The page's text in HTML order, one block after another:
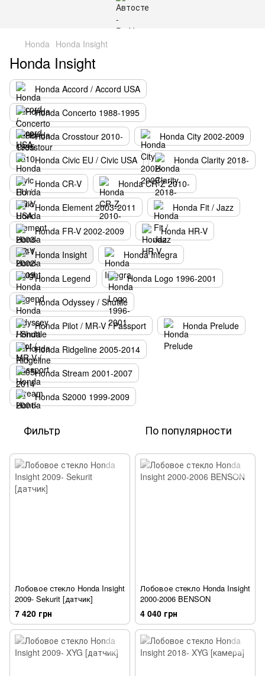
Honda Honda Insight
Honda Insight
Honda Accord / Accord USA
Honda Concerto 1988-1995
Honda Crosstour 2010-
Honda City 2002-2009
Honda Civic EU / Civic USA
Honda Clarity 2018-
Honda CR-V
Honda CR-Z 2010-
Honda Element 2003-2011
Honda Fit / Jazz
Honda FR-V 2002-2009
Honda HR-V
Honda Insight
Honda Integra
Honda Legend
Honda Logo 1996-2001
Honda Odyssey / Shuttle
Honda Pilot / MR-V / Passport
Honda Prelude
Honda Ridgeline 2005-2014
Honda Stream 2001-2007
Honda S2000 1999-2009
Фильтр По популярности
Лобовое стекло Honda Insight
2009- Sekurit [датчик]
7 420 грн
Лобовое стекло Honda Insight
2000-2006 BENSON
4 040 грн